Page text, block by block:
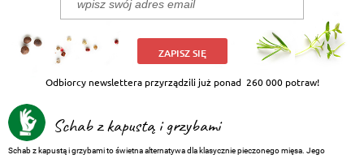
ZAPISZ SIĘ
Odbiorcy newslettera przyrządzili już ponad 260 000 potraw!
Schab z kapustą i grzybami
Schab z kapustą i grzybami to świetna alternatywa dla klasycznie pieczonego mięsa. Jego